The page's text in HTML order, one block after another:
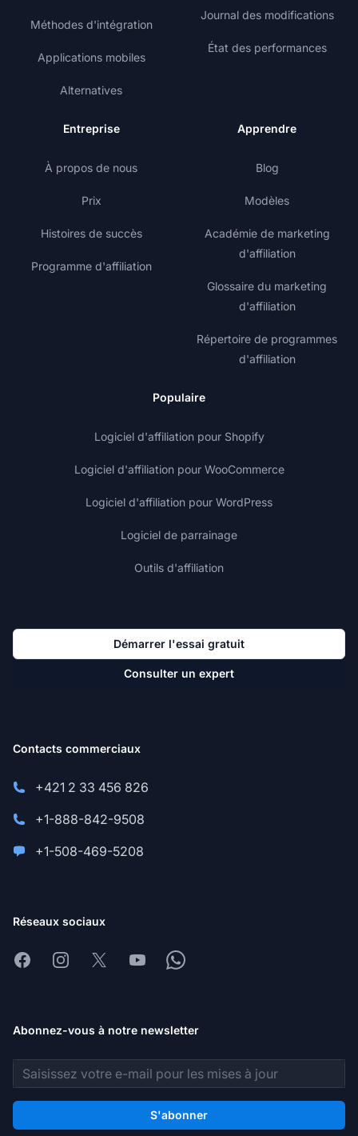
Méthodes d'intégration
Applications mobiles
Alternatives
Journal des modifications
État des performances
Entreprise
À propos de nous
Prix
Histoires de succès
Programme d'affiliation
Apprendre
Blog
Modèles
Académie de marketing
d'affiliation
Glossaire du marketing
d'affiliation
Répertoire de programmes
d'affiliation
Populaire
Logiciel d'affiliation pour Shopify
Logiciel d'affiliation pour WooCommerce
Logiciel d'affiliation pour WordPress
Logiciel de parrainage
Outils d'affiliation
Démarrer l'essai gratuit
Consulter un expert
Contacts commerciaux
+421 2 33 456 826
+1-888-842-9508
+1-508-469-5208
Réseaux sociaux
FacebookInstagram
X YoutubeWhatsapp
Abonnez-vous à notre newsletter
Adresse e-mail
S'abonner